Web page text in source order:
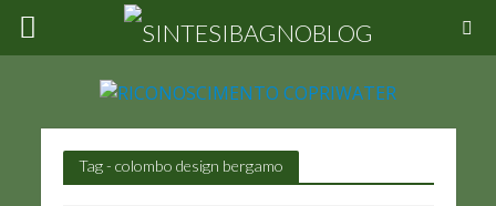
Tag - colombo design bergamo